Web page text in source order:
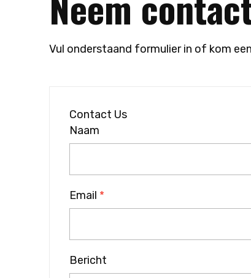
Vul onderstaand formulier in of kom
Contact Us
Naam
Email *
Bericht